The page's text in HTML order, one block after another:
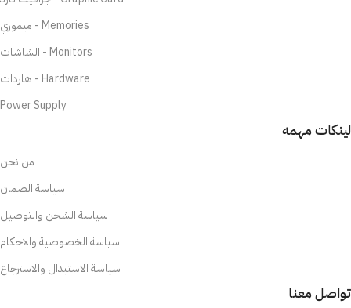
ميموري - Memories
الشاشات - Monitors
هاردات - Hardware
Power Supply
لينكات مهمه
من نحن
سياسة الضمان
سياسة الشحن والتوصيل
سياسة الخصوصية والاحكام
سياسة الاستبدال والاسترجاع
تواصل معنا